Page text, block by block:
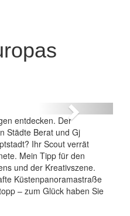
Next
entdecken. Der
Städte Berat und Gj
Ihr Scout verrät
Mein Tipp für den
und der Kreativszene.
Küstenpanoramastraße
– zum Glück haben Sie